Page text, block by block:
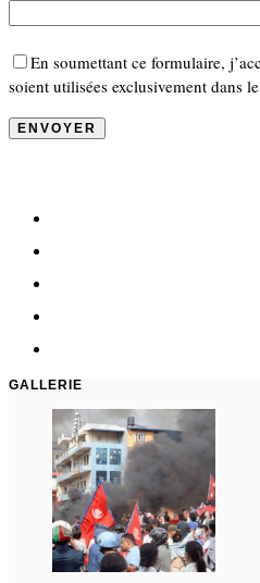
En soumettant ce formulaire,
soient utilisées exclusivement dans
GALLERIE